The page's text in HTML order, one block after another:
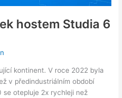
hostem Studia 6
kontinent. V roce 2022 byla
v předindustriálním období
se otepluje 2x rychleji než